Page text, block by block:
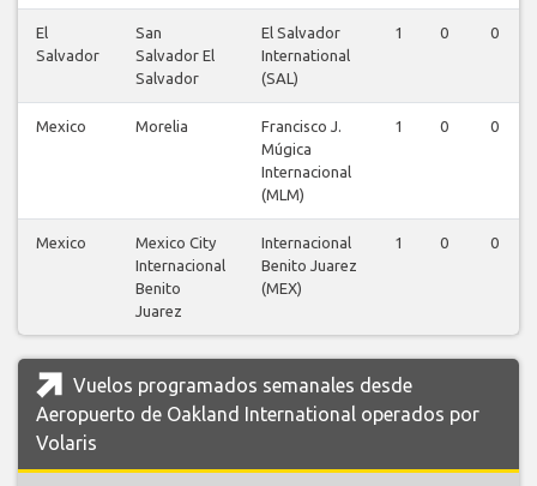
El
Salvador
San
Salvador El
Salvador
El Salvador
International
(SAL)
1 0 0
Mexico Morelia
Francisco J.
Múgica
Internacional
(MLM)
1 0 0
Mexico
Mexico City
Internacional
Benito
Juarez
Internacional
Benito Juarez
(MEX)
1 0 0
Vuelos programados semanales desde
Aeropuerto de Oakland International operados por
Volaris